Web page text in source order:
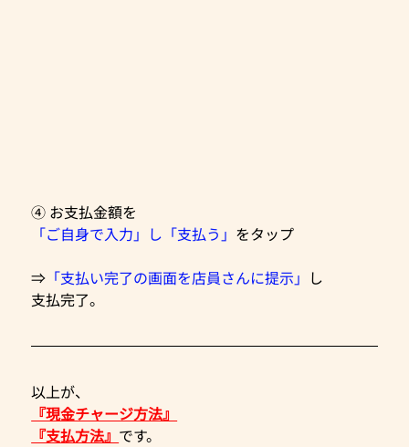
④ お支払金額を
「ご自身で入力」し「支払う」 をタップ
⇒ 「支払い完了の画面を店員さんに提示」 し
支払完了。
以上が、
『現金チャージ方法』
『支払方法』 です。